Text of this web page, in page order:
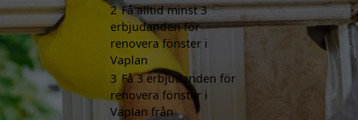
2 Få alltid minst 3
erbjudanden för
renovera fönster i
Vaplan
3 Få 3 erbjudanden för
renovera fönster i
Vaplan från